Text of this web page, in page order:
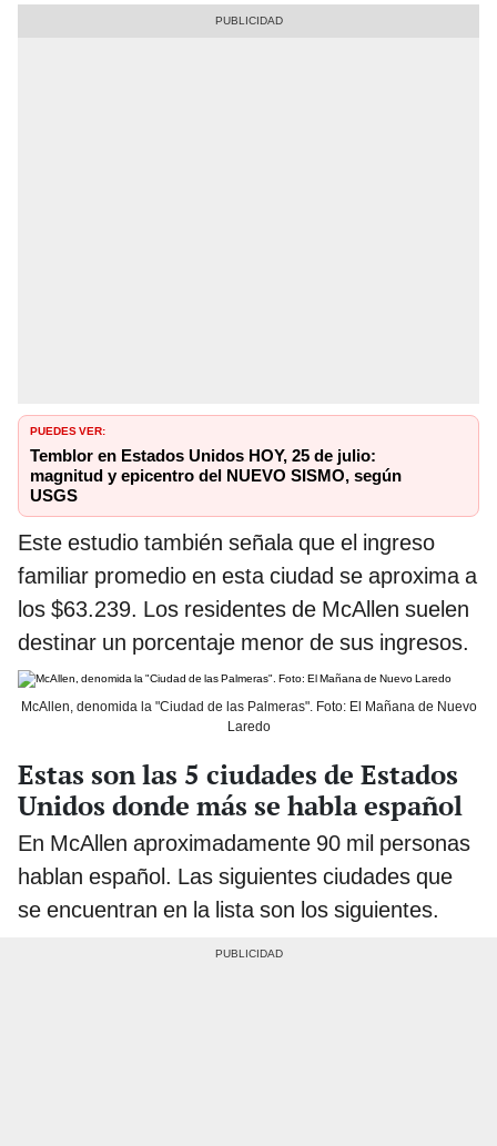
PUEDES VER:
Temblor en Estados Unidos HOY, 25 de julio:
magnitud y epicentro del NUEVO SISMO, según
USGS
Este estudio también señala que el ingreso
familiar promedio en esta ciudad se aproxima a
los $63.239. Los residentes de McAllen suelen
destinar un porcentaje menor de sus ingresos.
McAllen, denomida la "Ciudad de las Palmeras". Foto: El Mañana de Nuevo
Laredo
Estas son las 5 ciudades de Estados
Unidos donde más se habla español
En McAllen aproximadamente 90 mil personas
hablan español. Las siguientes ciudades que
se encuentran en la lista son los siguientes.